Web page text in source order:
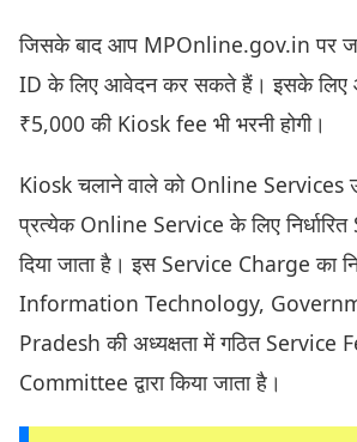
जिसके बाद आप MPOnline.gov.in पर
ID के लिए आवेदन कर सकते हैं। इसके लिए
₹5,000 की Kiosk fee भी भरनी होगी।
Kiosk चलाने वाले को Online Services
प्रत्येक Online Service के लिए
दिया जाता है। इस Service Charge का
Information Technology,
Pradesh की अध्यक्षता में गठित Service
Committee द्वारा किया जाता है।